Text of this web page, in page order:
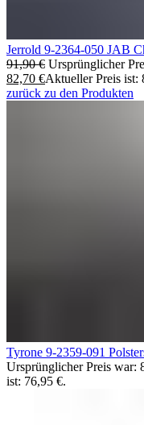
Jerrold 9-2364-050 JAB
91,90€ Ursprünglicher
82,70 €Aktueller Preis ist:
zurück zu den Produkten
Tyrone 9-2359-091
Ursprünglicher Preis war:
ist: 76,95 €.